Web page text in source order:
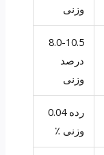
وزنی
8.0-10.5
درصد
وزنی
رده 0.04
وزنی ٪